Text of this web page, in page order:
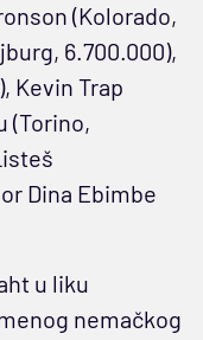
(Kolorado,
6.700.000),
Kevin Trap
(Torino,
Dina Ebimbe
u liku
nemačkog